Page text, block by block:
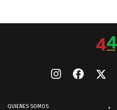
QUIENES SOMOS